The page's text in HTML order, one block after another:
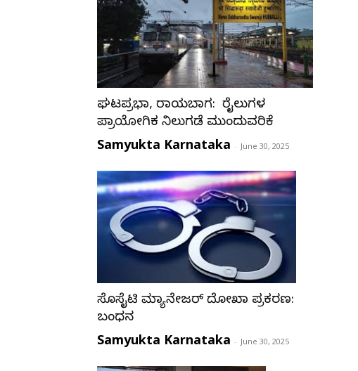
ಘಟಪ್ರಭಾ, ರಾಯಬಾಗ: ರೈಲುಗಳ
ಪ್ರಾಯೋಗಿಕ ನಿಲುಗಡೆ ಮುಂದುವರಿಕೆ
Samyukta Karnataka - June 30, 2025
ಸೊಸೈಟಿ ಮ್ಯಾನೇಜರ್ ದೋಖಾ ಪ್ರಕರಣ:
ಬಂಧನ
Samyukta Karnataka - June 30, 2025